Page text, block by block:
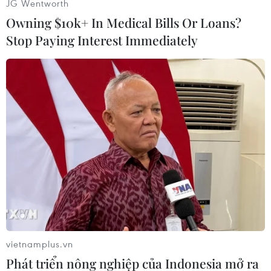
#Campuchia
#Bộ trưởng Nguyễn Bắc Son
#Truyền thông
#Đầu tư #Hợp tác
Campuchia
Việt Nam
JG Wentworth
Owning $10k+ In Medical Bills Or Loans?
Stop Paying Interest Immediately
vietnamplus.vn
Phát triển nông nghiệp của Indonesia mở ra